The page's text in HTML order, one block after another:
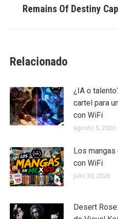
Remains Of Destiny
Relacionado
¿IA o
cartel para
con WiFi
agosto 5, 2026
Los
con WiFi
julio 30, 2026
Desert